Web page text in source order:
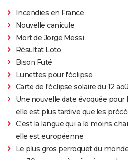
Incendies en France
Nouvelle canicule
Mort de Jorge Messi
Résultat Loto
Bison Futé
Lunettes pour l'éclipse
Carte de l'éclipse solaire du 12
Une nouvelle date évoquée pour
elle est plus tardive que les
C'est la langue qui a le moins
elle est européenne
Le plus gros perroquet du